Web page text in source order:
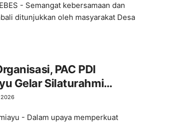
- Semangat kebersamaan dan
ditunjukkan oleh masyarakat Desa
PAC PDI
Gelar Silaturahmi
2026
- Dalam upaya memperkuat